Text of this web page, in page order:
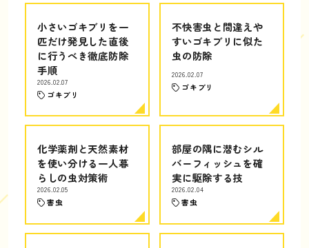
小さいゴキブリを一
匹だけ発見した直後
に行うべき徹底防除
手順
2026.02.07
ゴキブリ
不快害虫と間違えや
すいゴキブリに似た
虫の防除
2026.02.07
ゴキブリ
化学薬剤と天然素材
を使い分ける一人暮
らしの虫対策術
2026.02.05
害虫
部屋の隅に潜むシル
バーフィッシュを確
実に駆除する技
2026.02.04
害虫